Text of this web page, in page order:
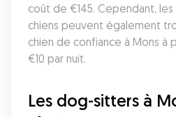
coût de €145. Cependant,
chiens peuvent également
chien de confiance à Mons à
€10 par nuit.
Les dog-sitters à